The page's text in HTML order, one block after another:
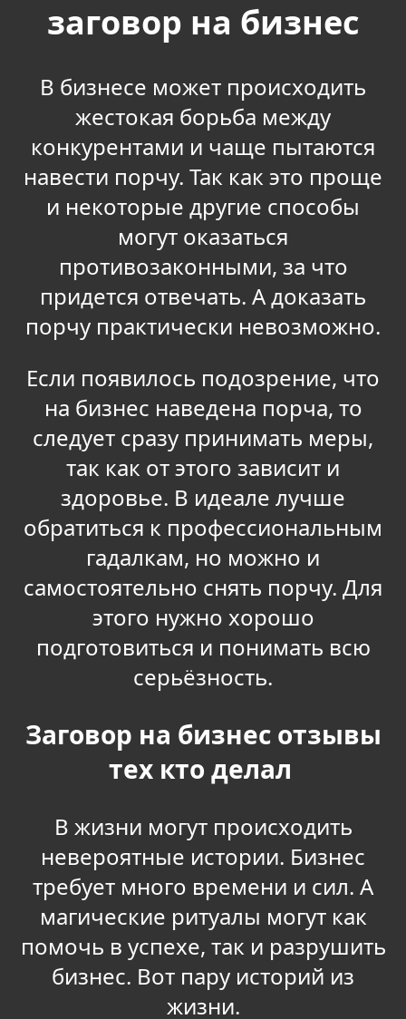
заговор на бизнес
В бизнесе может происходить
жестокая борьба между
конкурентами и чаще пытаются
навести порчу. Так как это проще
и некоторые другие способы
могут оказаться
противозаконными, за что
придется отвечать. А доказать
порчу практически невозможно.
Если появилось подозрение, что
на бизнес наведена порча, то
следует сразу принимать меры,
так как от этого зависит и
здоровье. В идеале лучше
обратиться к профессиональным
гадалкам, но можно и
самостоятельно снять порчу. Для
этого нужно хорошо
подготовиться и понимать всю
серьёзность.
Заговор на бизнес отзывы
тех кто делал
В жизни могут происходить
невероятные истории. Бизнес
требует много времени и сил. А
магические ритуалы могут как
помочь в успехе, так и разрушить
бизнес. Вот пару историй из
жизни.